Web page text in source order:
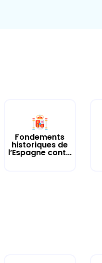
Fondements
historiques de
l’Espagne cont...